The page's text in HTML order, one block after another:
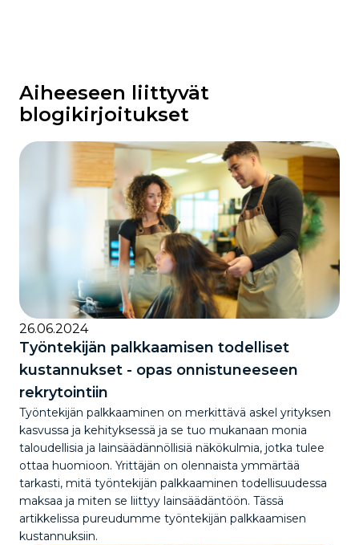
Aiheeseen liittyvät
blogikirjoitukset
26.06.2024
Työntekijän palkkaamisen todelliset
kustannukset - opas onnistuneeseen
rekrytointiin
Työntekijän palkkaaminen on merkittävä askel yrityksen
kasvussa ja kehityksessä ja se tuo mukanaan monia
taloudellisia ja lainsäädännöllisiä näkökulmia, jotka tulee
ottaa huomioon. Yrittäjän on olennaista ymmärtää
tarkasti, mitä työntekijän palkkaaminen todellisuudessa
maksaa ja miten se liittyy lainsäädäntöön. Tässä
artikkelissa pureudumme työntekijän palkkaamisen
kustannuksiin.